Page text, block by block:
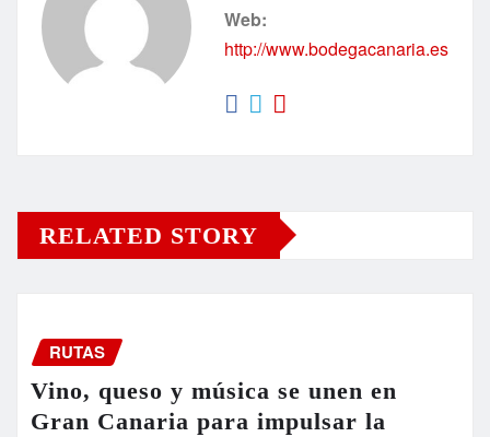
Web:
http://www.bodegacanaria.es
RELATED STORY
RUTAS
Vino, queso y música se unen en
Gran Canaria para impulsar la